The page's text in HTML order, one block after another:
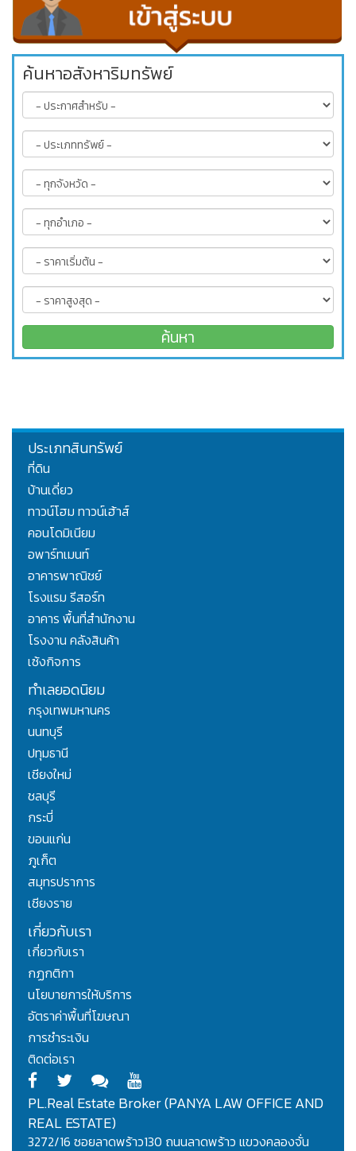
ค้นหาอสังหาริมทรัพย์
ประเภทสินทรัพย์
ที่ดิน
บ้านเดี่ยว
ทาวน์โฮม ทาวน์เฮ้าส์
คอนโดมิเนียม
อพาร์ทเมนท์
อาคารพาณิชย์
โรงแรม รีสอร์ท
อาคาร พื้นที่สำนักงาน
โรงงาน คลังสินค้า
เซ้งกิจการ
ทำเลยอดนิยม
กรุงเทพมหานคร
นนทบุรี
ปทุมธานี
เชียงใหม่
ชลบุรี
กระบี่
ขอนแก่น
ภูเก็ต
สมุทรปราการ
เชียงราย
เกี่ยวกับเรา
เกี่ยวกับเรา
กฏกติกา
นโยบายการให้บริการ
อัตราค่าพื้นที่โฆษณา
การชำระเงิน
ติดต่อเรา
PL.Real Estate Broker (PANYA LAW OFFICE AND
REAL ESTATE)
3272/16 ซอยลาดพร้าว130 ถนนลาดพร้าว แขวงคลองจั่น